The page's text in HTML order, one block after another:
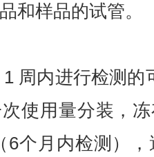
和样品的试管。
周内进行检测
使用量分装，
个月内检测）